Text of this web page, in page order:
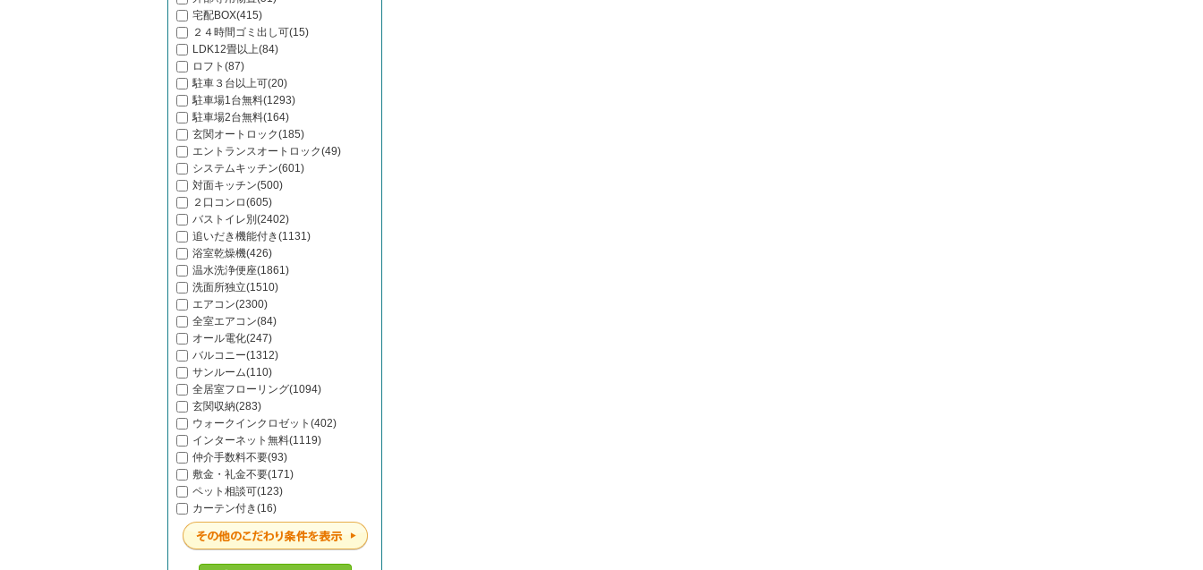
宅配BOX(415)
２４時間ゴミ出し可(15)
LDK12畳以上(84)
ロフト(87)
駐車３台以上可(20)
駐車場1台無料(1293)
駐車場2台無料(164)
玄関オートロック(185)
エントランスオートロック(49)
システムキッチン(601)
対面キッチン(500)
２口コンロ(605)
バストイレ別(2402)
追いだき機能付き(1131)
浴室乾燥機(426)
温水洗浄便座(1861)
洗面所独立(1510)
エアコン(2300)
全室エアコン(84)
オール電化(247)
バルコニー(1312)
サンルーム(110)
全居室フローリング(1094)
玄関収納(283)
ウォークインクロゼット(402)
インターネット無料(1119)
仲介手数料不要(93)
敷金・礼金不要(171)
ペット相談可(123)
カーテン付き(16)